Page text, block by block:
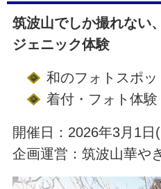
筑波山でしか撮れない
ジェニック体験
和のフォトスポッ
着付・フォト体験
開催日：2026年3月1日
企画運営：筑波山華や